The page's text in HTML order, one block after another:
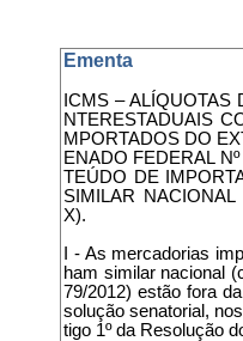
Ementa
ICMS – ALÍQUOTAS
NTERESTADUAIS
MPORTADOS DO
ENADO FEDERAL
TEÚDO DE
SIMILAR
X).
I - As mercadorias
ham similar nacional
79/2012) estão fora
solução senatorial,
tigo 1º da Resolução